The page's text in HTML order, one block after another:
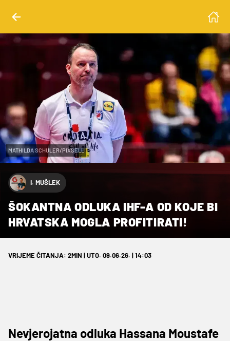
MATHILDA SCHULER/PIXSELL
I. MUŠLEK
ŠOKANTNA ODLUKA IHF-A OD KOJE BI
HRVATSKA MOGLA PROFITIRATI!
VRIJEME ČITANJA: 2MIN | UTO. 09.06.26. | 14:03
Nevjerojatna odluka Hassana Moustafe